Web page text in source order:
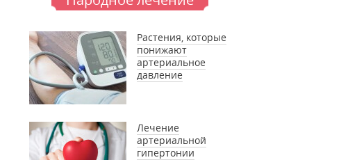
Растения, которые
понижают
артериальное
давление
Лечение
артериальной
гипертонии